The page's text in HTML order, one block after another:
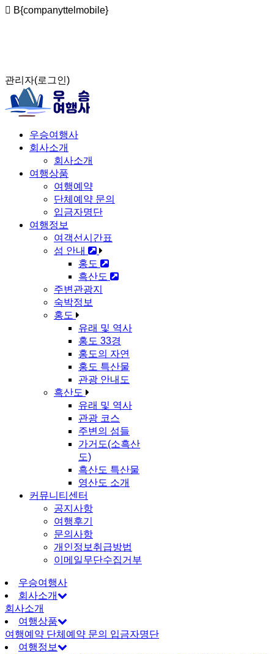
B{companyttelmobile}
관리자(로그인)
우승여행사
회사소개
회사소개
여행상품
여행예약
단체예약 문의
입금자명단
여행정보
여객선시간표
섬 안내
홍도
흑산도
주변관광지
숙박정보
홍도
유래 및 역사
홍도 33경
홍도의 자연
홍도 특산물
관광 안내도
흑산도
유래 및 역사
관광 코스
주변의 섬들
가거도(소흑산
도)
흑산도 특산물
영산도 소개
커뮤니티센터
공지사항
여행후기
문의사항
개인정보취급방법
이메일무단수집거부
우승여행사
회사소개
회사소개
여행상품
여행예약 단체예약 문의 입금자명단
여행정보